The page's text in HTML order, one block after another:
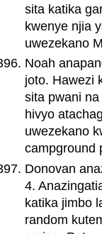
sita katika
kwenye njia
uwezekano
Noah
joto. Hawezi
sita pwani
hivyo
uwezekano
campground
Donovan
4.
katika jimbo
random